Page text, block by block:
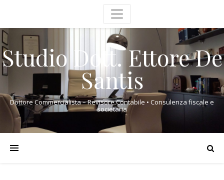
Studio Dott. Ettore De
Santis
Dottore Commercialista – Revisore Contabile • Consulenza fiscale e
societaria